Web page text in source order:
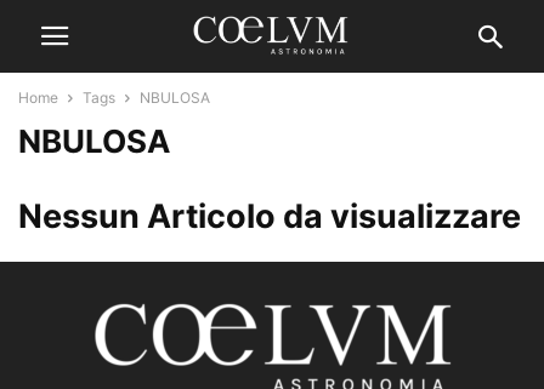
Home Tags NBULOSA
NBULOSA
Nessun Articolo da visualizzare